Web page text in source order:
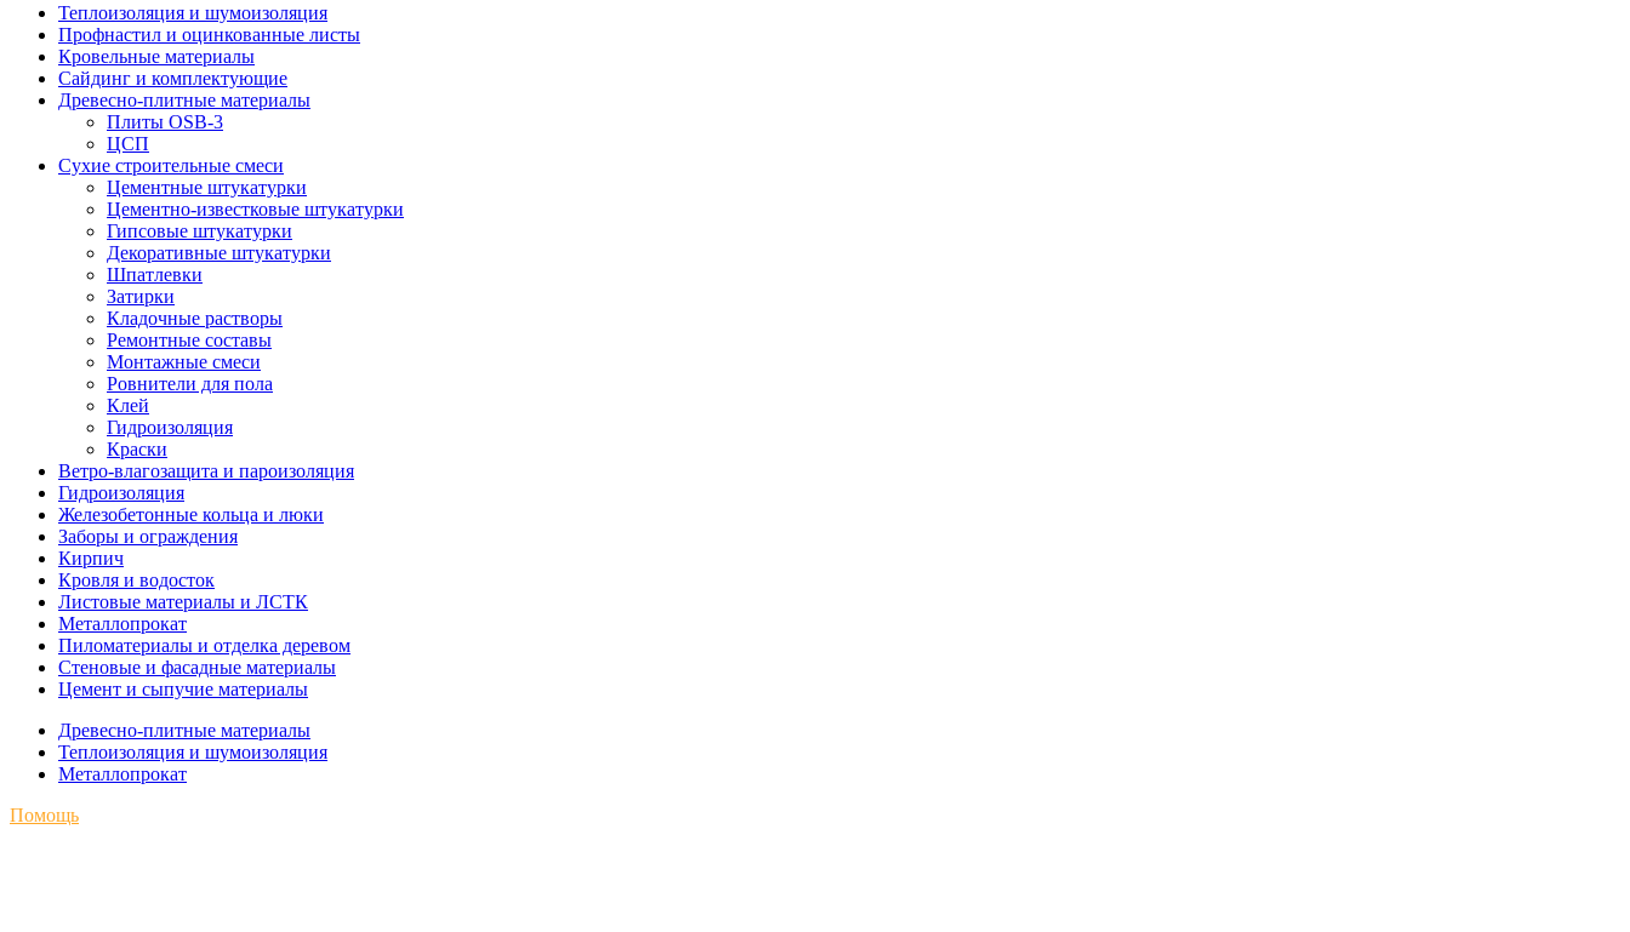
Теплоизоляция и шумоизоляция
Профнастил и оцинкованные листы
Кровельные материалы
Сайдинг и комплектующие
Древесно-плитные материалы
Плиты OSB-3
ЦСП
Сухие строительные смеси
Цементные штукатурки
Цементно-известковые штукатурки
Гипсовые штукатурки
Декоративные штукатурки
Шпатлевки
Затирки
Кладочные растворы
Ремонтные составы
Монтажные смеси
Ровнители для пола
Клей
Гидроизоляция
Краски
Ветро-влагозащита и пароизоляция
Гидроизоляция
Железобетонные кольца и люки
Заборы и ограждения
Кирпич
Кровля и водосток
Листовые материалы и ЛСТК
Металлопрокат
Пиломатериалы и отделка деревом
Стеновые и фасадные материалы
Цемент и сыпучие материалы
Древесно-плитные материалы
Теплоизоляция и шумоизоляция
Металлопрокат
Помощь